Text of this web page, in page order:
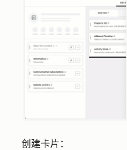
创建卡片：